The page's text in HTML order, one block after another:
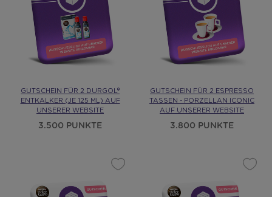
GUTSCHEIN FÜR 2 DURGOL®
ENTKALKER (JE 125 ML) AUF
UNSERER WEBSITE
3.500 PUNKTE
GUTSCHEIN FÜR 2 ESPRESSO
TASSEN - PORZELLAN ICONIC
AUF UNSERER WEBSITE
3.800 PUNKTE